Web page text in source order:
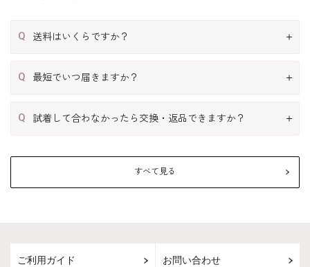
Q 送料はいくらですか？
Q 最短でいつ届きますか？
Q 試着して合わなかったら交換・返品できますか？
すべて見る
ご利用ガイド お問い合わせ